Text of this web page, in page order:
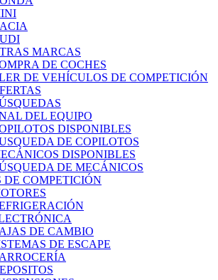
MARCAS
DE COCHES
DE VEHÍCULOS DE COMPETICIÓN
DEL EQUIPO
DISPONIBLES
DE COPILOTOS
DISPONIBLES
DE MECÁNICOS
DE COMPETICIÓN
DE CAMBIO
DE ESCAPE